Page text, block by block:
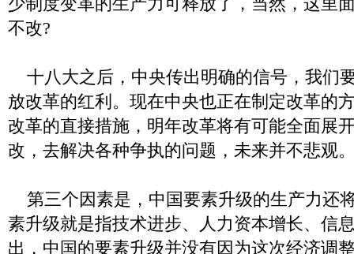
不改?
十八大之后，中央传出明确的信号，我们
放改革的红利。现在中央也正在制定改革的
改革的直接措施，明年改革将有可能全面展
改，去解决各种争执的问题，未来并不悲观
第三个因素是，中国要素升级的生产力还
素升级就是指技术进步、人力资本增长、信
出，中国的要素升级并没有因为这次经济调